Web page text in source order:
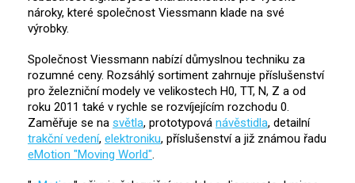
nároky, které společnost Viessmann klade na své
výrobky.
Společnost Viessmann nabízí důmyslnou techniku za
rozumné ceny. Rozsáhlý sortiment zahrnuje příslušenství
pro železniční modely ve velikostech H0, TT, N, Z a od
roku 2011 také v rychle se rozvíjejícím rozchodu 0.
Zaměřuje se na světla, prototypová návěstidla, detailní
trakční vedení, elektroniku, příslušenství a již známou řadu
eMotion "Moving World"